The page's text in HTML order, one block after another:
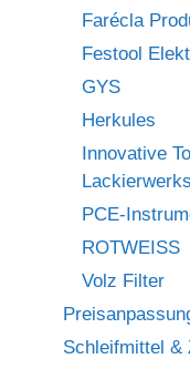
Farécla
Festool
GYS
Herkules
Innovative
PCE-
ROTWEISS
Volz Filter
Schleifmittel &